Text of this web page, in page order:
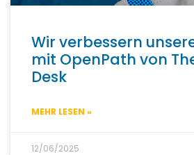
Wir verbessern
mit OpenPath von
Desk
MEHR LESEN »
12/06/2025